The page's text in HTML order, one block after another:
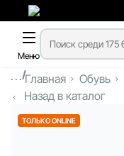
Меню
...Главная Обувь
Назад в каталог
ТОЛЬКО ONLINE